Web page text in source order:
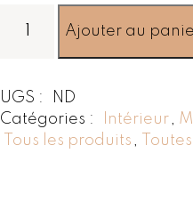
t
i
Ajouter au
UGS :
ND
Catégories :
Intérieur,
Tous les produits ,